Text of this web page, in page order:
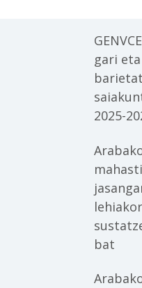
barietate
gari
2025-
bat